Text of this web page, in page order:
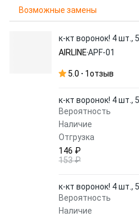
Возможные замены
к-кт воронок! 4
AIRLINEAPF-01
5.0 1отзыв
к-кт воронок! 4
Вероятность
Наличие
Отгрузка
146 ₽
153 ₽
к-кт воронок! 4
Вероятность
Наличие